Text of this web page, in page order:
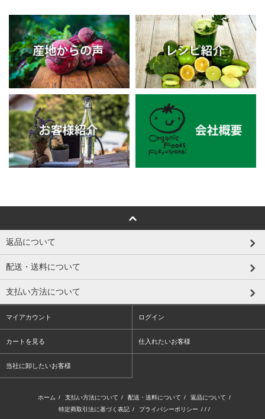
返品について
配送・送料について
支払い方法について
マイアカウント ログイン
カートを見る 仕入れたいお客様
当社に卸したいお客様
ホーム / 支払い方法について / 配送・送料について / 返品について /
特定商取引法に基づく表記 / プライバシーポリシー / / /